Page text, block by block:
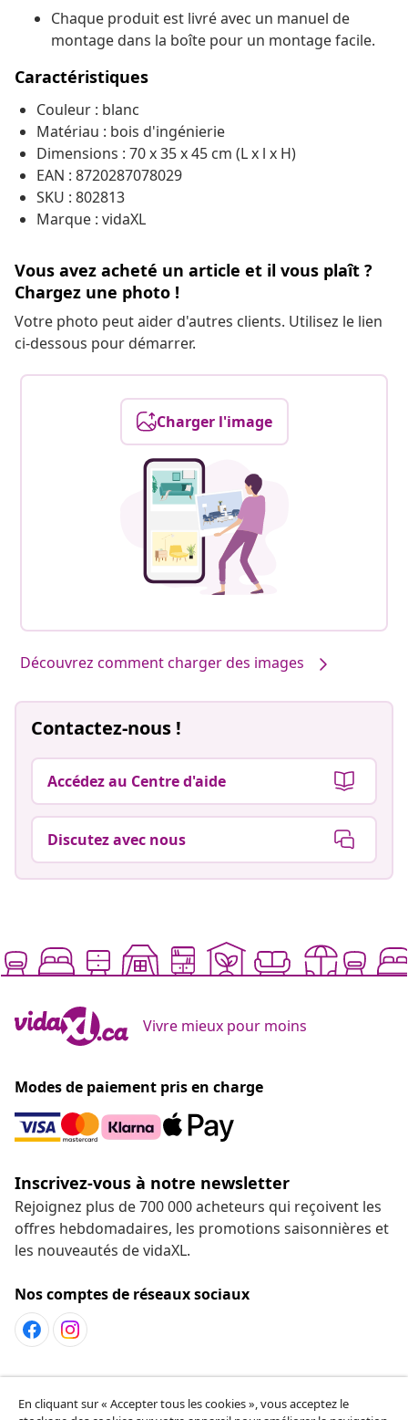
Chaque produit est livré avec un manuel de
montage dans la boîte pour un montage facile.
Caractéristiques
Couleur : blanc
Matériau : bois d'ingénierie
Dimensions : 70 x 35 x 45 cm (L x l x H)
EAN : 8720287078029
SKU : 802813
Marque : vidaXL
Vous avez acheté un article et il vous plaît ?
Chargez une photo !
Votre photo peut aider d'autres clients. Utilisez le lien
ci-dessous pour démarrer.
Charger l'image
Découvrez comment charger des images
Contactez-nous !
Accédez au Centre d'aide
Discutez avec nous
Vivre mieux pour moins
Modes de paiement pris en charge
Inscrivez-vous à notre newsletter
Rejoignez plus de 700 000 acheteurs qui reçoivent les
offres hebdomadaires, les promotions saisonnières et
les nouveautés de vidaXL.
Nos comptes de réseaux sociaux
Service Clients
En cliquant sur « Accepter tous les cookies », vous acceptez le